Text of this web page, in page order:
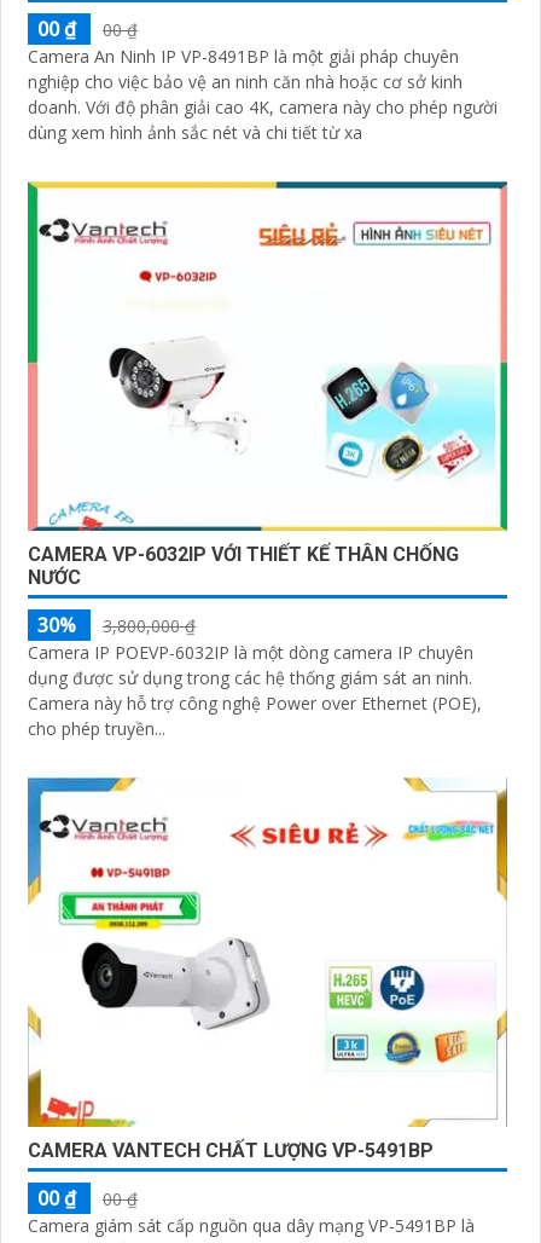
00 ₫
00 ₫
Camera An Ninh IP VP-8491BP là một giải pháp chuyên
nghiệp cho việc bảo vệ an ninh căn nhà hoặc cơ sở kinh
doanh. Với độ phân giải cao 4K, camera này cho phép người
dùng xem hình ảnh sắc nét và chi tiết từ xa
CAMERA VP-6032IP VỚI THIẾT KẾ THÂN CHỐNG
NƯỚC
30%
3,800,000 ₫
Camera IP POEVP-6032IP là một dòng camera IP chuyên
dụng được sử dụng trong các hệ thống giám sát an ninh.
Camera này hỗ trợ công nghệ Power over Ethernet (POE),
cho phép truyền...
CAMERA VANTECH CHẤT LƯỢNG VP-5491BP
00 ₫
00 ₫
Camera giám sát cấp nguồn qua dây mạng VP-5491BP là